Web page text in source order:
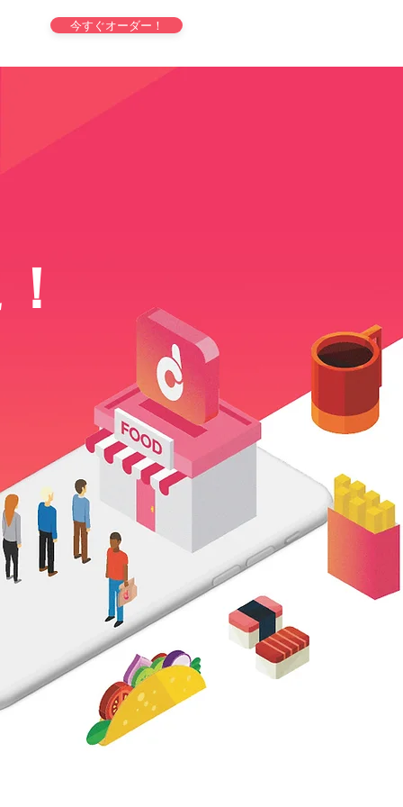
今すぐオーダー！